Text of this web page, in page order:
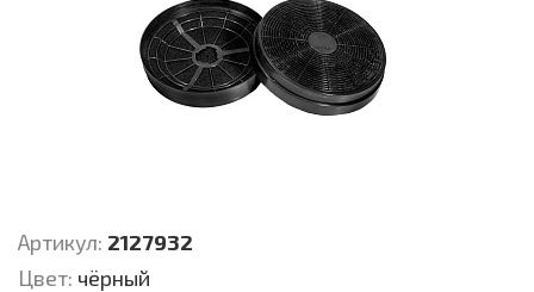
Артикул: 2127932
Цвет: чёрный